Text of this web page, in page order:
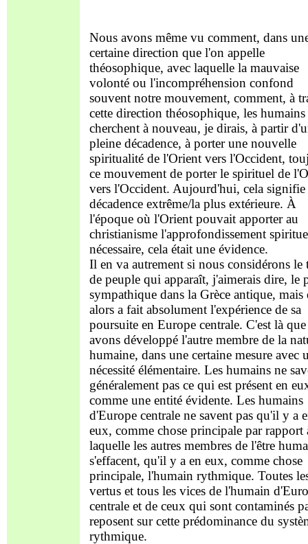
Nous avons même vu comment, dans
certaine direction que l'on appelle
théosophique, avec laquelle la mauvaise
volonté ou l'incompréhension confond
souvent notre mouvement, comment, à
cette direction théosophique, les humains
cherchent à nouveau, je dirais, à partir
pleine décadence, à porter une nouvelle
spiritualité de l'Orient vers l'Occident,
ce mouvement de porter le spirituel de
vers l'Occident. Aujourd'hui, cela signifie
décadence extrême/la plus extérieure. À
l'époque où l'Orient pouvait apporter au
christianisme l'approfondissement
nécessaire, cela était une évidence.
Il en va autrement si nous considérons le
de peuple qui apparaît, j'aimerais dire, le
sympathique dans la Grèce antique, mais
alors a fait absolument l'expérience de sa
poursuite en Europe centrale. C'est là
avons développé l'autre membre de la
humaine, dans une certaine mesure avec
nécessité élémentaire. Les humains ne
généralement pas ce qui est présent en
comme une entité évidente. Les humains
d'Europe centrale ne savent pas qu'il y a
eux, comme chose principale par rapport
laquelle les autres membres de l'être
s'effacent, qu'il y a en eux, comme chose
principale, l'humain rythmique. Toutes
vertus et tous les vices de l'humain
centrale et de ceux qui sont contaminés
reposent sur cette prédominance du
rythmique.